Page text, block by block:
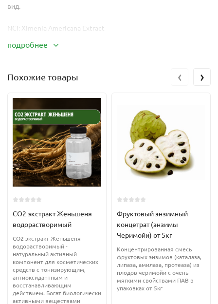
вид.
NCI: Ximenia Americana Extract
Косметические свойства
Смягчает и снижает ощущение сухости
Подходит для ухода за сухой, чувствительной и зрелой
кожей
Улучшает состояние волос, придаёт мягкость и гладкость
Применение
Увлажняющие и антивозрастные кремы
Питательные сыворотки
Масла и бальзамы для лица и тела
Восстанавливающие средства для волос
Средства для кожи вокруг глаз
Рекомендуемая дозировка
подробнее
Похожие товары
CO2 экстракт Женьшеня
водорастворимый
СО2 экстракт Женьшеня
водорастворимый -
натуральный активный
компонент для косметических
средств с тонизирующим,
антиоксидантным и
восстанавливающим
действием. Богат биологически
активными веществами
Фруктовый энзимный
концетрат (энзимы
Черимойи) от 5кг
Концентрированная смесь
фруктовых энзимов (каталаза,
липаза, амилаза, протеаза) из
плодов черимойи с очень
мягкими свойствами ПАВ в
упаковках от 5кг
‹ ›